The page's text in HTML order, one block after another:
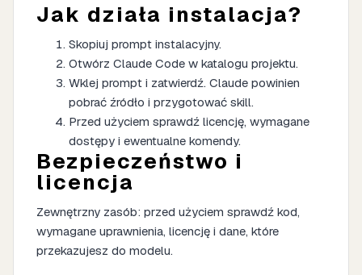
Jak działa instalacja?
Skopiuj prompt instalacyjny.
Otwórz Claude Code w katalogu projektu.
Wklej prompt i zatwierdź. Claude powinien
pobrać źródło i przygotować skill.
Przed użyciem sprawdź licencję, wymagane
dostępy i ewentualne komendy.
Bezpieczeństwo i
licencja
Zewnętrzny zasób: przed użyciem sprawdź kod,
wymagane uprawnienia, licencję i dane, które
przekazujesz do modelu.